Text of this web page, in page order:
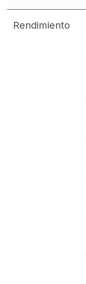
Rendimiento